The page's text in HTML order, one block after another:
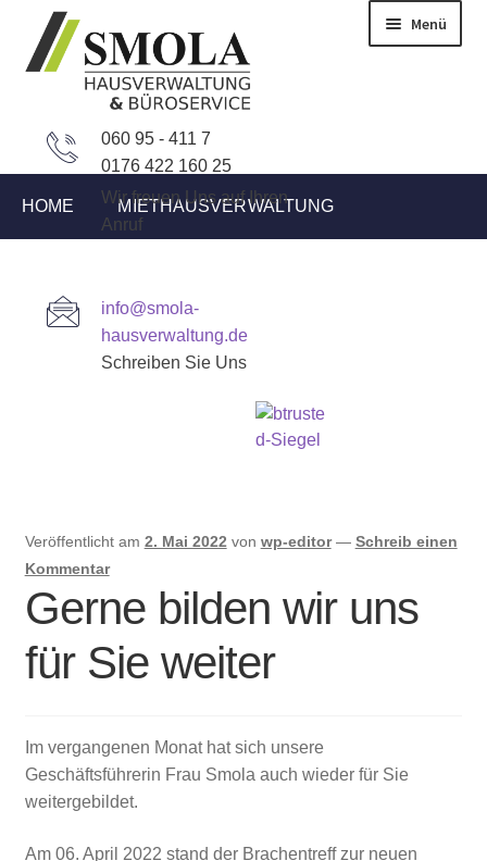
HOME MIETHAUSVERWALTUNG
IMMOBILIEN ANGEBOTE
Navigation
springen
Zum
Inhalt
springen
060 95 - 411 7
0176 422 160 25
Wir freuen Uns auf Ihren
Anruf
info@smola-
hausverwaltung.de
Schreiben Sie Uns
Menü
Immobilien und Inserate
Veröffentlicht am 2. Mai 2022 von wp-editor — Schreib einen
Kommentar
Gerne bilden wir uns
für Sie weiter
Im vergangenen Monat hat sich unsere
Geschäftsführerin Frau Smola auch wieder für Sie
weitergebildet.
Am 06. April 2022 stand der Brachentreff zur neuen